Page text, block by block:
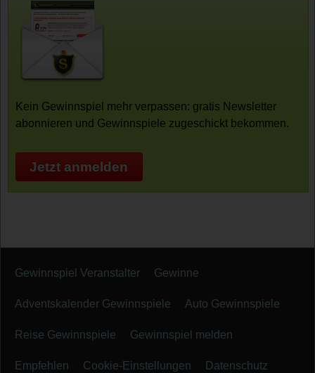
Kein Gewinnspiel mehr verpassen: gratis Newsletter
abonnieren und Gewinnspiele zugeschickt bekommen.
Jetzt anmelden
Gewinnspiel Veranstalter Gewinne
Adventskalender Gewinnspiele Auto Gewinnspiele
Reise Gewinnspiele Gewinnspiel melden
Empfehlen Cookie-Einstellungen Datenschutz